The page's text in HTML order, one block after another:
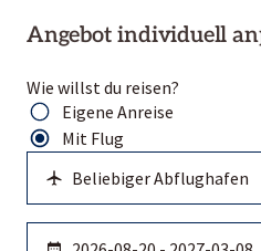
Angebot individuell
Wie willst du reisen?
Eigene Anreise
Mit Flug